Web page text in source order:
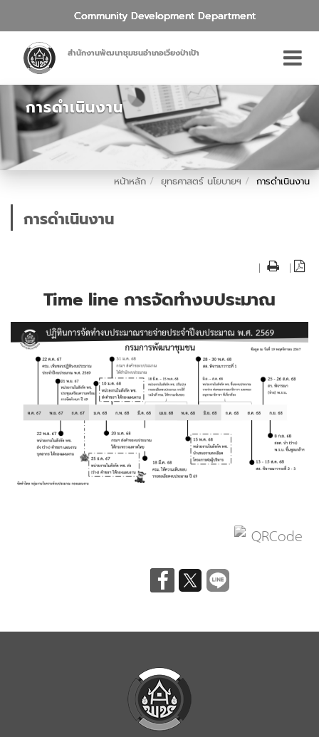
Community Development Department
สำนักงานพัฒนาชุมชนอำเภอเวียงป่าเป้า
การดำเนินงาน
หน้าหลัก ยุทธศาสตร์ นโยบายฯ การดำเนินงาน
การดำเนินงาน
| |
Time line การจัดทำงบประมาณ